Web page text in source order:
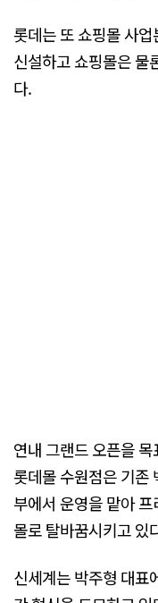
롯데는 또 쇼핑몰 사
신설하고 쇼핑몰은 물
다.
연내 그랜드 오픈을
롯데몰 수원점은 기존
부에서 운영을 맡아
몰로 탈바꿈시키고 있
신세계는 박주형 대표